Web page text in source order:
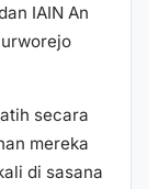
IAIN An
secara
mereka
di sasana